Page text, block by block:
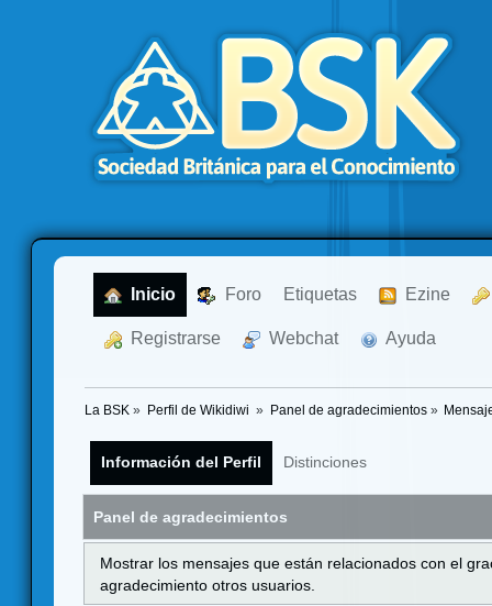
Inicio Foro Etiquetas Ezine
Registrarse Webchat Ayuda
La BSK » Perfil de Wikidiwi » Panel de agradecimientos»
Información del Perfil Distinciones
Panel de agradecimientos
Mostrar los mensajes que están relacionados con el
agradecimiento otros usuarios.